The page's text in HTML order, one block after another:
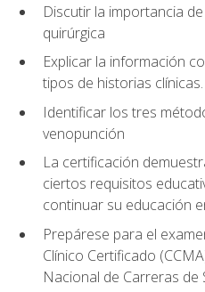
Discutir la importancia
quirúrgica
Explicar la información
tipos de historias clínicas.
Identificar los tres
venopunción
La certificación
ciertos requisitos
continuar su educación
Prepárese para el
Clínico Certificado
Nacional de Carreras de